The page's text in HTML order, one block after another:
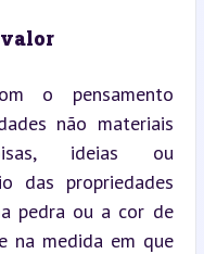
o pensamento
não materiais
ideias ou
das propriedades
pedra ou a cor de
na medida em que